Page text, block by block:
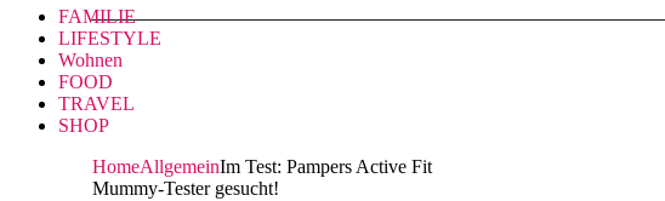
FAMILIE
LIFESTYLE
Wohnen
FOOD
TRAVEL
SHOP
HomeAllgemeinIm Test: Pampers Active Fit
Mummy-Tester gesucht!